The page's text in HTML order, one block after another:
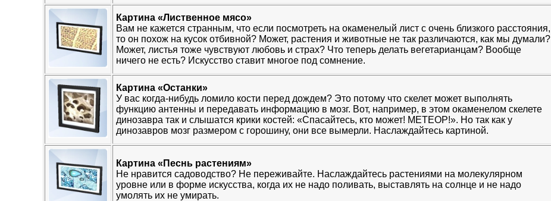
Картина «Лиственное мясо»
Вам не кажется странным, что если посмотреть на окаменелый лист с очень близкого расстояния,
то он похож на кусок отбивной? Может, растения и животные не так различаются, как мы думали?
Может, листья тоже чувствуют любовь и страх? Что теперь делать вегетарианцам? Вообще
ничего не есть? Искусство ставит многое под сомнение.
Картина «Останки»
У вас когда-нибудь ломило кости перед дождем? Это потому что скелет может выполнять
функцию антенны и передавать информацию в мозг. Вот, например, в этом окаменелом скелете
динозавра так и слышатся крики костей: «Спасайтесь, кто может! МЕТЕОР!». Но так как у
динозавров мозг размером с горошину, они все вымерли. Наслаждайтесь картиной.
Картина «Песнь растениям»
Не нравится садоводство? Не переживайте. Наслаждайтесь растениями на молекулярном
уровне или в форме искусства, когда их не надо поливать, выставлять на солнце и не надо
умолять их не умирать.